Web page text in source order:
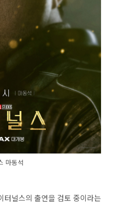
마동석
터널스의 출연을 검토 중이라는